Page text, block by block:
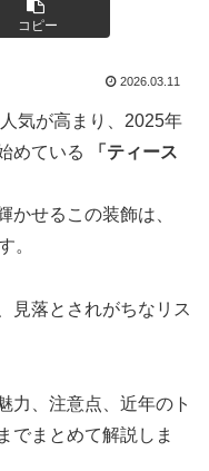
コピー
2026.03.11
気が高まり、2025年
めている
「ティース
かせるこの装飾は、
。
落とされがちなリス
力、注意点、近年のト
でまとめて解説しま